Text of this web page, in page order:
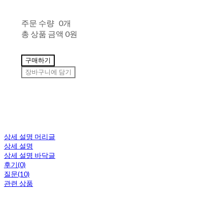
주문 수량 0개
총 상품 금액 0원
구매하기
장바구니에 담기
상세 설명 머리글
상세 설명
상세 설명 바닥글
후기(0)
질문(10)
관련 상품